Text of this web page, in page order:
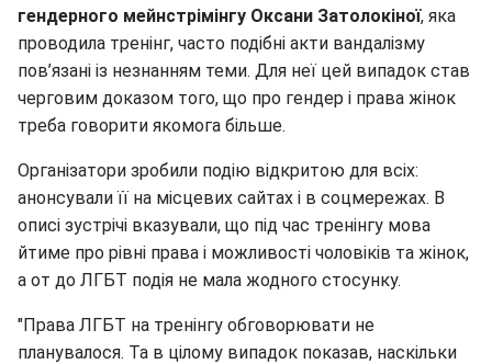
гендерного мейнстрімінгу Оксани Затолокіної, яка
проводила тренінг, часто подібні акти вандалізму
пов’язані із незнанням теми. Для неї цей випадок став
черговим доказом того, що про гендер і права жінок
треба говорити якомога більше.
Організатори зробили подію відкритою для всіх:
анонсували її на місцевих сайтах і в соцмережах. В
описі зустрічі вказували, що під час тренінгу мова
йтиме про рівні права і можливості чоловіків та жінок,
а от до ЛГБТ подія не мала жодного стосунку.
"Права ЛГБТ на тренінгу обговорювати не
планувалося. Та в цілому випадок показав, наскільки